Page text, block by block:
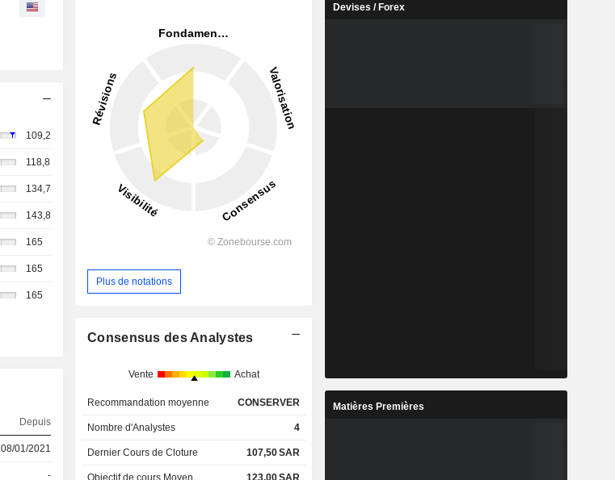
109,2
118,8
134,7
143,8
165
165
165
Depuis
08/01/2021
-
Plus de notations
Consensus des Analystes
Vente Achat
Recommandation moyenne CONSERVER
Nombre d'Analystes 4
Dernier Cours de Cloture 107,50SAR
Devises / Forex
Matières Premières